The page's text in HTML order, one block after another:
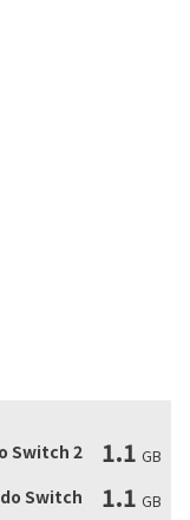
Switch 2
1.1 GB
Switch 1.1 GB